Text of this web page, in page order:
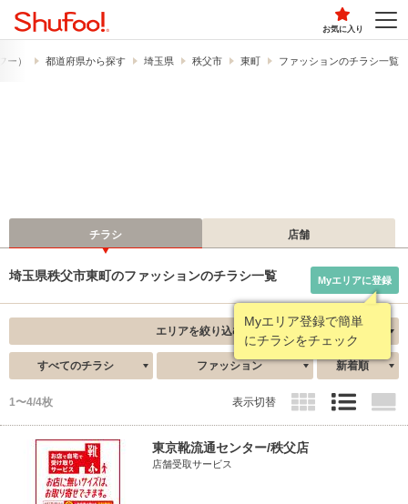
お気に入り
ー） 都道府県から探す 埼玉県 秩父市 東町 ファッションのチラシ一覧
チラシ 店舗
埼玉県秩父市東町のファッションのチラシ一覧
Myエリア登録で簡単
にチラシをチェック
Myエリアに登録
エリアを絞り込む
すべてのチラシ ファッション 新着順
1〜4/4枚 表示切替
東京靴流通センター/秩父店
店舗受取サービス